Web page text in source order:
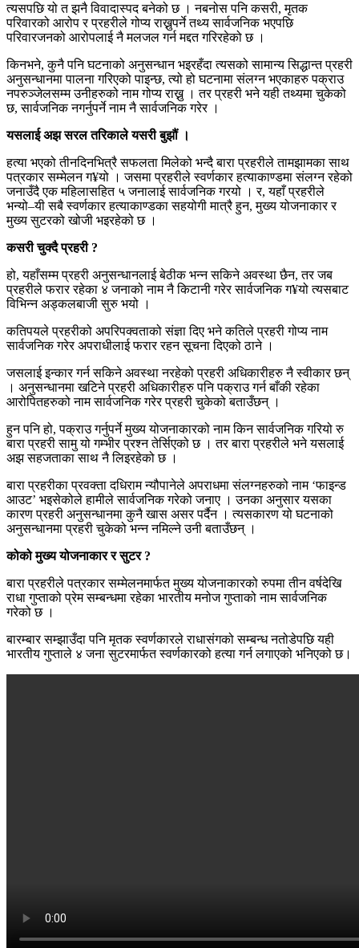
त्यसपछि यो त झनै विवादास्पद बनेको छ । नबनोस पनि कसरी, मृतक
परिवारको आरोप र प्रहरीले गोप्य राख्नुपर्ने तथ्य सार्वजनिक भएपछि
परिवारजनको आरोपलाई नै मलजल गर्न मद्दत गरिरहेको छ ।
किनभने, कुनै पनि घटनाको अनुसन्धान भइरहँदा त्यसको सामान्य सिद्धान्त प्रहरी
अनुसन्धानमा पालना गरिएको पाइन्छ, त्यो हो घटनामा संलग्न भएकाहरु पक्राउ
नपरुञ्जेलसम्म उनीहरुको नाम गोप्य राख्नु । तर प्रहरी भने यही तथ्यमा चुकेको
छ, सार्वजनिक नगर्नुपर्ने नाम नै सार्वजनिक गरेर ।
यसलाई अझ सरल तरिकाले यसरी बुझौं ।
हत्या भएको तीनदिनभित्रै सफलता मिलेको भन्दै बारा प्रहरीले तामझामका साथ
पत्रकार सम्मेलन ग¥यो । जसमा प्रहरीले स्वर्णकार हत्याकाण्डमा संलग्न रहेको
जनाउँदै एक महिलासहित ५ जनालाई सार्वजनिक गरयो । र, यहाँ प्रहरीले
भन्यो–यी सबै स्वर्णकार हत्याकाण्डका सहयोगी मात्रै हुन, मुख्य योजनाकार र
मुख्य सुटरको खोजी भइरहेको छ ।
कसरी चुक्दै प्रहरी ?
हो, यहाँसम्म प्रहरी अनुसन्धानलाई बेठीक भन्न सकिने अवस्था छैन, तर जब
प्रहरीले फरार रहेका ४ जनाको नाम नै किटानी गरेर सार्वजनिक ग¥यो त्यसबाट
विभिन्न अड्कलबाजी सुरु भयो ।
कतिपयले प्रहरीको अपरिपक्वताको संज्ञा दिए भने कतिले प्रहरी गोप्य नाम
सार्वजनिक गरेर अपराधीलाई फरार रहन सूचना दिएको ठाने ।
जसलाई इन्कार गर्न सकिने अवस्था नरहेको प्रहरी अधिकारीहरु नै स्वीकार छन्
। अनुसन्धानमा खटिने प्रहरी अधिकारीहरु पनि पक्राउ गर्न बाँकी रहेका
आरोपितहरुको नाम सार्वजनिक गरेर प्रहरी चुकेको बताउँछन् ।
हुन पनि हो, पक्राउ गर्नुपर्ने मुख्य योजनाकारको नाम किन सार्वजनिक गरियो रु
बारा प्रहरी सामु यो गम्भीर प्रश्न तेर्सिएको छ । तर बारा प्रहरीले भने यसलाई
अझ सहजताका साथ नै लिइरहेको छ ।
बारा प्रहरीका प्रवक्ता दधिराम न्यौपानेले अपराधमा संलग्नहरुको नाम ‘फाइन्ड
आउट’ भइसेकोले हामीले सार्वजनिक गरेको जनाए । उनका अनुसार यसका
कारण प्रहरी अनुसन्धानमा कुनै खास असर पर्दैन । त्यसकारण यो घटनाको
अनुसन्धानमा प्रहरी चुकेको भन्न नमिल्ने उनी बताउँछन् ।
कोको मुख्य योजनाकार र सुटर ?
बारा प्रहरीले पत्रकार सम्मेलनमार्फत मुख्य योजनाकारको रुपमा तीन वर्षदेखि
राधा गुप्ताको प्रेम सम्बन्धमा रहेका भारतीय मनोज गुप्ताको नाम सार्वजनिक
गरेको छ ।
बारम्बार सम्झाउँदा पनि मृतक स्वर्णकारले राधासंगको सम्बन्ध नतोडेपछि यही
भारतीय गुप्ताले ४ जना सुटरमार्फत स्वर्णकारको हत्या गर्न लगाएको भनिएको छ।